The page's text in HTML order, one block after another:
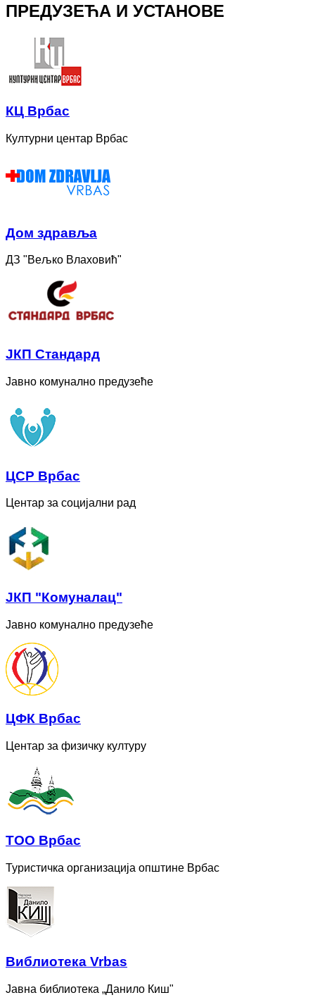
ПРЕДУЗЕЋА И УСТАНОВЕ
КЦ Врбас
Културни центар Врбас
Дом здравља
ДЗ "Вељко Влаховић"
ЈКП Стандард
Јавно комунално предузеће
ЦСР Врбас
Центар за социјални рад
ЈКП "Комуналац"
Јавно комунално предузеће
ЦФК Врбас
Центар за физичку културу
ТОО Врбас
Туристичка организација општине Врбас
Bиблиотека Vrbas
Јавна библиотека „Данило Киш"